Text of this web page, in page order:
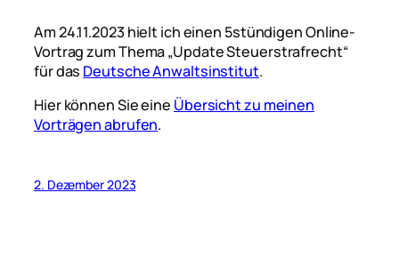
Am 24.11.2023 hielt ich einen 5stündigen Online-
Vortrag zum Thema „Update Steuerstrafrecht“
für das Deutsche Anwaltsinstitut.
Hier können Sie eine Übersicht zu meinen
Vorträgen abrufen.
2. Dezember 2023